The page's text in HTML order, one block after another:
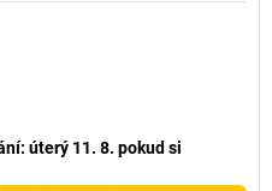
: úterý 11. 8. pokud si